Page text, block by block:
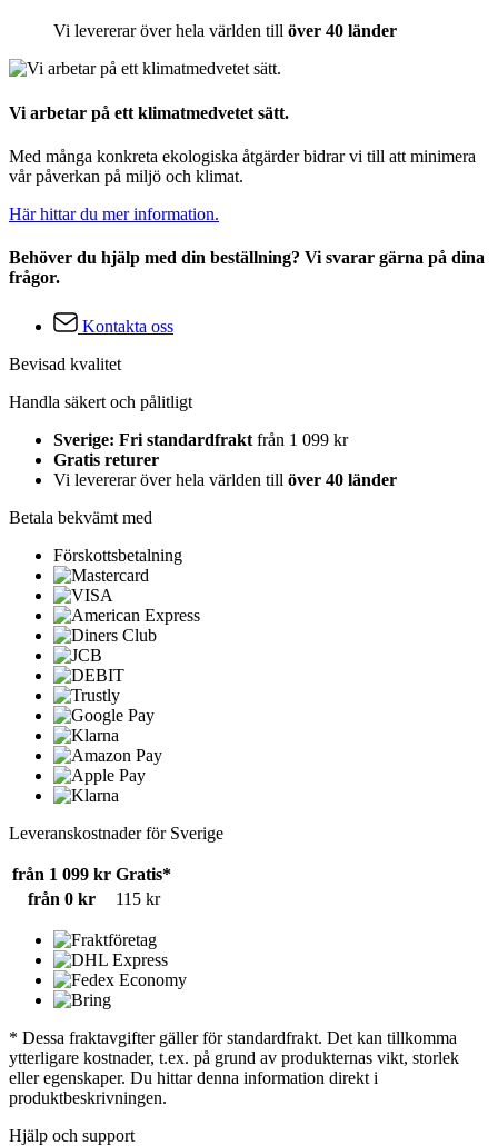
Vi levererar över hela världen till över 40 länder
Vi arbetar på ett klimatmedvetet sätt.
Med många konkreta ekologiska åtgärder bidrar vi till att minimera
vår påverkan på miljö och klimat.
Här hittar du mer information.
Behöver du hjälp med din beställning? Vi svarar gärna på dina
frågor.
Kontakta oss
Bevisad kvalitet
Handla säkert och pålitligt
Sverige: Fri standardfrakt från 1 099 kr
Gratis returer
Vi levererar över hela världen till över 40 länder
Betala bekvämt med
Förskottsbetalning
Leveranskostnader för Sverige
från 1 099 kr Gratis*
från 0 kr
115 kr
* Dessa fraktavgifter gäller för standardfrakt. Det kan tillkomma
ytterligare kostnader, t.ex. på grund av produkternas vikt, storlek
eller egenskaper. Du hittar denna information direkt i
produktbeskrivningen.
Hjälp och support